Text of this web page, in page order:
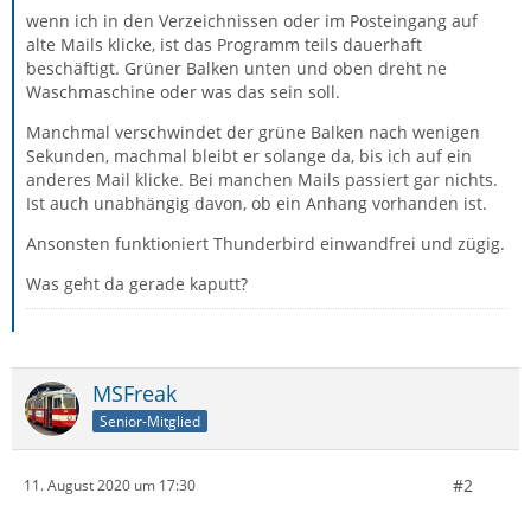
wenn ich in den Verzeichnissen oder im Posteingang auf
alte Mails klicke, ist das Programm teils dauerhaft
beschäftigt. Grüner Balken unten und oben dreht ne
Waschmaschine oder was das sein soll.
Manchmal verschwindet der grüne Balken nach wenigen
Sekunden, machmal bleibt er solange da, bis ich auf ein
anderes Mail klicke. Bei manchen Mails passiert gar nichts.
Ist auch unabhängig davon, ob ein Anhang vorhanden ist.
Ansonsten funktioniert Thunderbird einwandfrei und zügig.
Was geht da gerade kaputt?
MSFreak
Senior-Mitglied
11. August 2020 um 17:30 #2